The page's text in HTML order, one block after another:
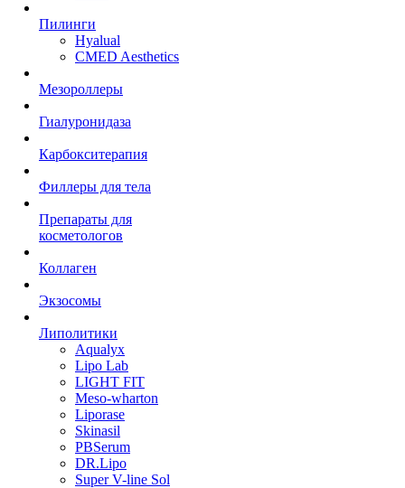
Пилинги
Hyalual
CMED Aesthetics
Мезороллеры
Гиалуронидаза
Карбокситерапия
Филлеры для тела
Препараты для
косметологов
Коллаген
Экзосомы
Липолитики
Aqualyx
Lipo Lab
LIGHT FIT
Meso-wharton
Liporase
Skinasil
PBSerum
DR.Lipo
Super V-line Sol